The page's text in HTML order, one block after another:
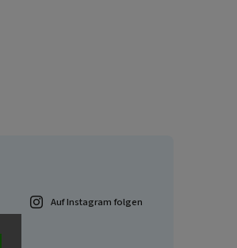
Auf Instagram folgen